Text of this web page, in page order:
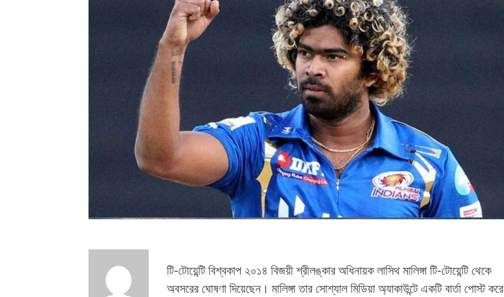
টি-টোয়েন্টি বিশ্বকাপ ২০১৪ বিজয়ী শ্রীলঙ্কার অধিনায়ক লাসিথ মালিঙ্গা টি-টোয়েন্টি থেকে
অবসরের ঘোষণা দিয়েছেন। মালিঙ্গা তার সোশ্যাল মিডিয়া অ্যাকাউন্টে একটি বার্তা পোস্ট করে